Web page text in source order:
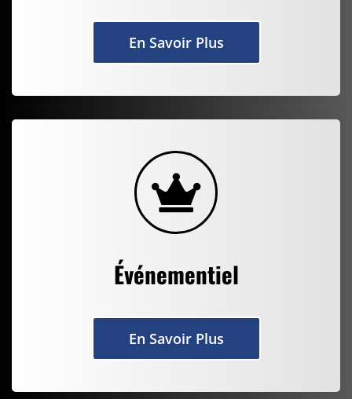
En Savoir Plus
Événementiel
En Savoir Plus